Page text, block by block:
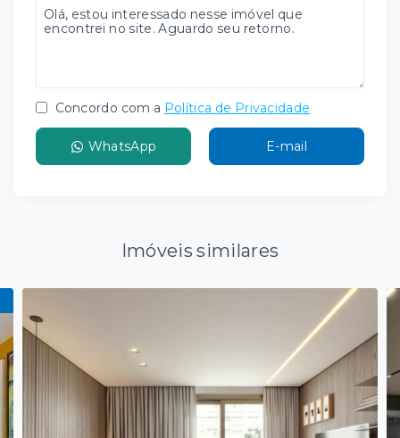
Concordo com a Política de Privacidade
WhatsApp E-mail
Imóveis similares